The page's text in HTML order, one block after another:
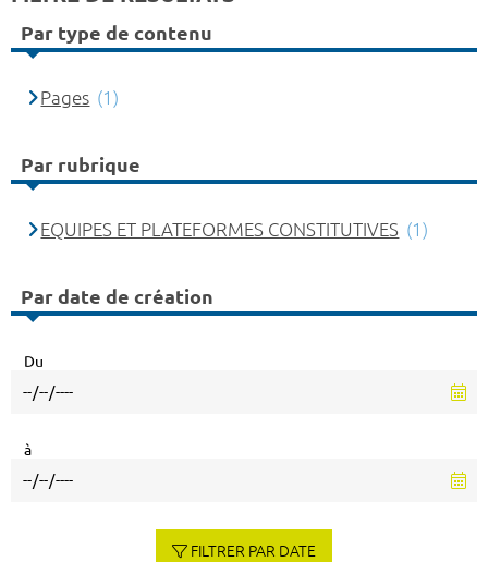
Par type de contenu
Pages (1)
Par rubrique
EQUIPES ET PLATEFORMES CONSTITUTIVES (1)
Par date de création
Du
à
FILTRER PAR DATE